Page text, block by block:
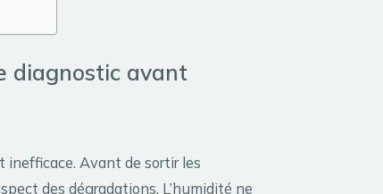
diagnostic avant
inefficace. Avant de sortir les
des dégradations. L’humidité ne